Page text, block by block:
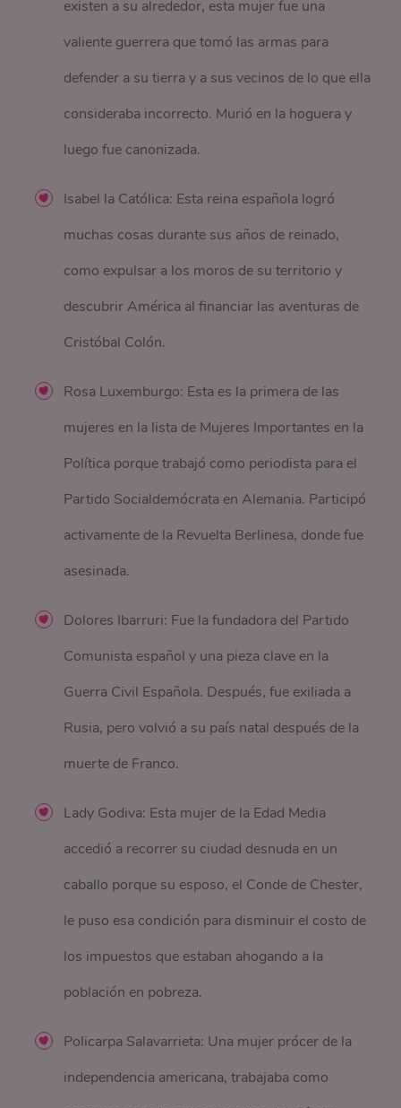
existen a su alrededor, esta mujer fue una
valiente guerrera que tomó las armas para
defender a su tierra y a sus vecinos de lo que ella
consideraba incorrecto. Murió en la hoguera y
luego fue canonizada.
Isabel la Católica: Esta reina española logró
muchas cosas durante sus años de reinado,
como expulsar a los moros de su territorio y
descubrir América al financiar las aventuras de
Cristóbal Colón.
Rosa Luxemburgo: Esta es la primera de las
mujeres en la lista de Mujeres Importantes en la
Política porque trabajó como periodista para el
Partido Socialdemócrata en Alemania. Participó
activamente de la Revuelta Berlinesa, donde fue
asesinada.
Dolores Ibarruri: Fue la fundadora del Partido
Comunista español y una pieza clave en la
Guerra Civil Española. Después, fue exiliada a
Rusia, pero volvió a su país natal después de la
muerte de Franco.
Lady Godiva: Esta mujer de la Edad Media
accedió a recorrer su ciudad desnuda en un
caballo porque su esposo, el Conde de Chester,
le puso esa condición para disminuir el costo de
los impuestos que estaban ahogando a la
población en pobreza.
Policarpa Salavarrieta: Una mujer prócer de la
independencia americana, trabajaba como